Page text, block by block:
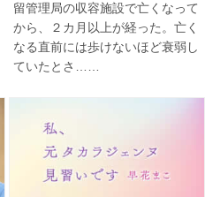
留管理局の収容施設で亡くなって
から、２カ月以上が経った。亡く
なる直前には歩けないほど衰弱し
ていたとさ……